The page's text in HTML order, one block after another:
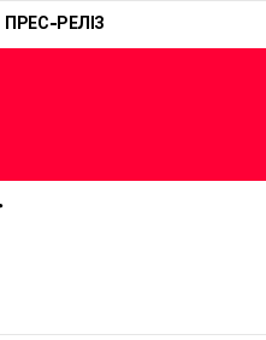
ПРЕС-РЕЛІЗ